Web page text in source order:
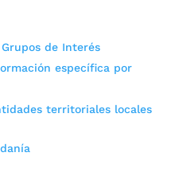
de Interés
específica por
territoriales locales
de electrificación
Bucaramanga realizará
las familias con